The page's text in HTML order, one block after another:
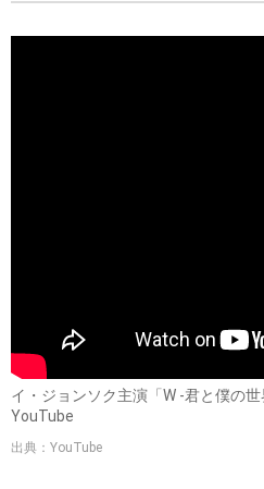
イ・ジョンソク主演「W -君と僕の
YouTube
出典：YouTube